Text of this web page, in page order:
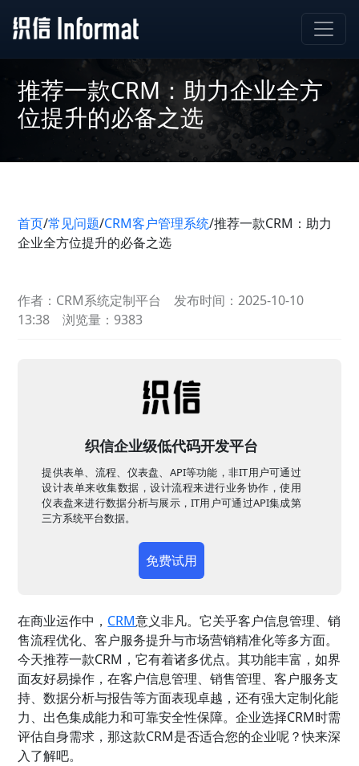
推荐一款CRM：助力企业全方
位提升的必备之选
首页/常见问题/CRM客户管理系统/推荐一款CRM：助力
企业全方位提升的必备之选
作者：CRM系统定制平台
发布时间：2025-10-10
13:38
浏览量：9383
织信企业级低代码开发平台
提供表单、流程、仪表盘、API等功能，非IT用户可通过
设计表单来收集数据，设计流程来进行业务协作，使用
仪表盘来进行数据分析与展示，IT用户可通过API集成第
三方系统平台数据。
免费试用
在商业运作中， CRM意义非凡。它关乎客户信息管理、销
售流程优化、客户服务提升与市场营销精准化等多方面。
今天推荐一款CRM，它有着诸多优点。其功能丰富，如界
面友好易操作，在客户信息管理、销售管理、客户服务支
持、数据分析与报告等方面表现卓越，还有强大定制化能
力、出色集成能力和可靠安全性保障。企业选择CRM时需
评估自身需求，那这款CRM是否适合您的企业呢？快来深
入了解吧。